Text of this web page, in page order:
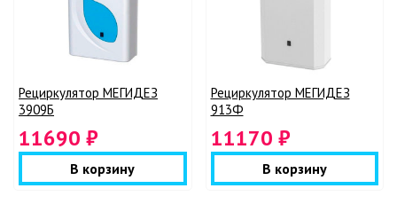
Рециркулятор МЕГИДЕЗ
3909Б
11690 ₽
В корзину
Рециркулятор МЕГИДЕЗ
913Ф
11170 ₽
В корзину